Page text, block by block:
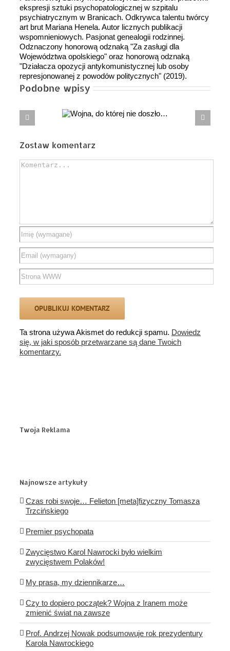
ekspresji sztuki psychopatologicznej w szpitalu
psychiatrycznym w Branicach. Odkrywca talentu twórcy
art brut Mariana Henela. Autor licznych publikacji
wspomnieniowych. Pasjonat genealogii rodzinnej.
Odznaczony honorową odznaką "Za zasługi dla
Województwa opolskiego" oraz honorową odznaką
"Działacza opozycji antykomunistycznej lub osoby
represjonowanej z powodów politycznych" (2019).
Podobne wpisy
Czy naprawdę dziś powinniśmy mówić
Zostaw komentarz
Comment
Ta strona używa Akismet do redukcji spamu. Dowiedz
się, w jaki sposób przetwarzane są dane Twoich
komentarzy.
Twoja Reklama
Najnowsze artykuły
Czas robi swoje… Felieton [meta]fizyczny Tomasza
Trzcińskiego
Premier psychopata
Zwycięstwo Karol Nawrocki było wielkim
zwycięstwem Polaków!
My prasa, my dziennikarze…
Czy to dopiero początek? Wojna z Iranem może
zmienić świat na zawsze
Prof. Andrzej Nowak podsumowuje rok prezydentury
Karola Nawrockiego